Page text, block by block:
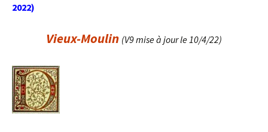
2022)
Vieux-Moulin (V9 mise à jour le 10/4/22)